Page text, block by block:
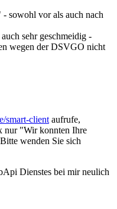
sowohl vor als auch nach
sehr geschmeidig -
wegen der DSVGO nicht
smart-client aufrufe,
nur "Wir konnten Ihre
wenden Sie sich
Dienstes bei mir neulich